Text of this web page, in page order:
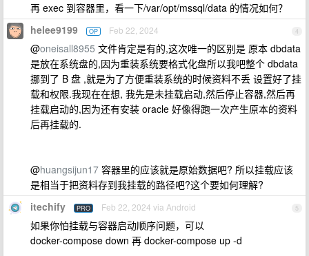
再 exec 到容器里，看一下/var/opt/mssql/data 的情况如何？
4
helee9199 OP Feb 22, 2024
@oneisall8955 文件肯定是有的,这次唯一的区别是 原本 dbdata
是放在系统盘的,因为重装系统要格式化盘所以我吧整个 dbdata
挪到了 B 盘 ,就是为了方便重装系统的时候资料不丢 设置好了挂
载和权限.我现在在想, 我先是未挂载启动,然后停止容器,然后再
挂载启动的,因为还有安装 oracle 好像得跑一次产生原本的资料
后再挂载的.
@huangsijun17 容器里的应该就是原始数据吧? 所以挂载应该
是相当于把资料存到我挂载的路径吧?这个要如何理解?
5
itechify PRO Feb 22, 2024 via Android
如果你怕挂载与容器启动顺序问题，可以
docker-compose down 再 docker-compose up -d